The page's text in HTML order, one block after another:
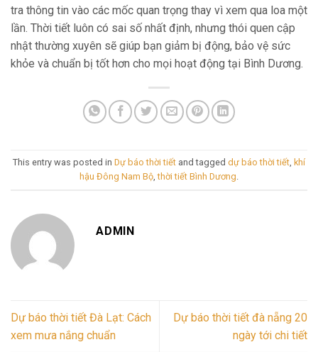
tra thông tin vào các mốc quan trọng thay vì xem qua loa một
lần. Thời tiết luôn có sai số nhất định, nhưng thói quen cập
nhật thường xuyên sẽ giúp bạn giảm bị động, bảo vệ sức
khỏe và chuẩn bị tốt hơn cho mọi hoạt động tại Bình Dương.
This entry was posted in Dự báo thời tiết and tagged dự báo thời tiết khí
hậu Đông Nam Bộ ,thời tiết Bình Dương
ADMIN
Dự báo thời tiết Đà Lạt: Cách
xem mưa nắng chuẩn
Dự báo thời tiết đà nẵng 20
ngày tới chi tiết